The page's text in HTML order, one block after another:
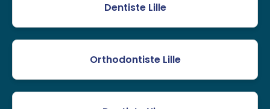
Dentiste Lille
Orthodontiste Lille